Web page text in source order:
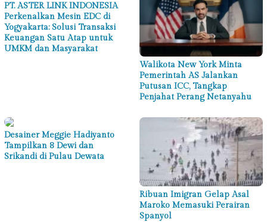
PT. ASTER LINK INDONESIA
Perkenalkan Mesin EDC di
Yogyakarta: Solusi Transaksi
Keuangan Satu Atap untuk
UMKM dan Masyarakat
Walikota New York Minta
Pemerintah AS Jalankan
Putusan ICC, Tangkap
Penjahat Perang Netanyahu
Desainer Meggie Hadiyanto
Tampilkan 8 Dewi dan
Srikandi di Pulau Dewata
Ribuan Imigran Gelap Asal
Maroko Memasuki Perairan
Spanyol